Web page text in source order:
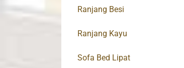
Ranjang Besi
Ranjang Kayu
Sofa Bed Lipat